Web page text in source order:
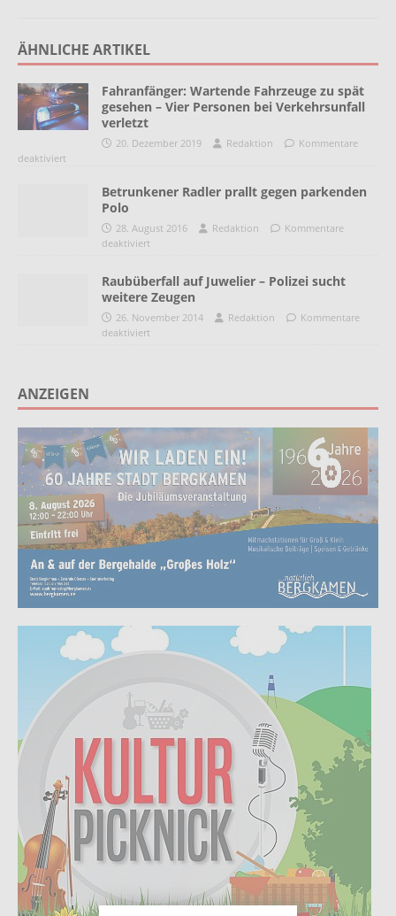
ÄHNLICHE ARTIKEL
Fahranfänger: Wartende Fahrzeuge zu spät
gesehen – Vier Personen bei Verkehrsunfall
verletzt
20. Dezember 2019 Redaktion
Kommentare
deaktiviert
Betrunkener Radler prallt gegen parkenden
Polo
28. August 2016 Redaktion
Kommentare
deaktiviert
Raubüberfall auf Juwelier – Polizei sucht
weitere Zeugen
26. November 2014 Redaktion
Kommentare
deaktiviert
ANZEIGEN